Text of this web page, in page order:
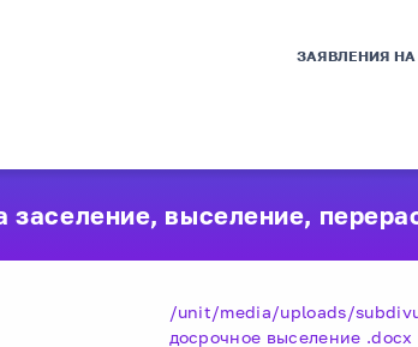
ЗАЯВЛЕНИЯ
заселение, выселение,
/unit/media/uploads/
досрочное выселение .docx